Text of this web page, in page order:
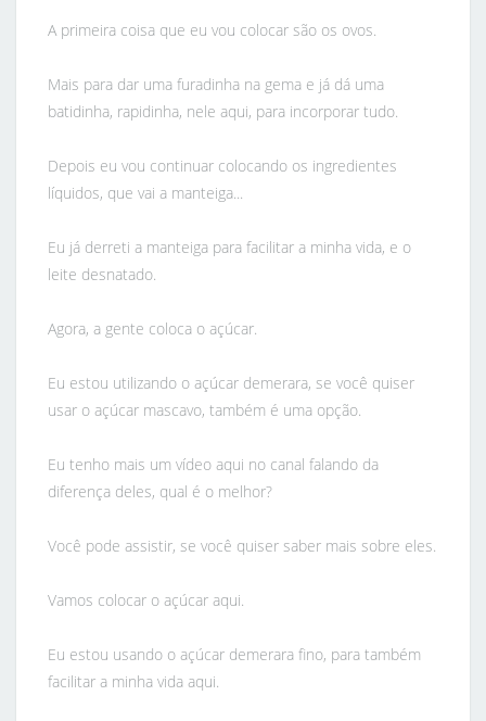
A primeira coisa que eu vou colocar são os ovos.
Mais para dar uma furadinha na gema e já dá uma
batidinha, rapidinha, nele aqui, para incorporar tudo.
Depois eu vou continuar colocando os ingredientes
líquidos, que vai a manteiga...
Eu já derreti a manteiga para facilitar a minha vida, e o
leite desnatado.
Agora, a gente coloca o açúcar.
Eu estou utilizando o açúcar demerara, se você quiser
usar o açúcar mascavo, também é uma opção.
Eu tenho mais um vídeo aqui no canal falando da
diferença deles, qual é o melhor?
Você pode assistir, se você quiser saber mais sobre eles.
Vamos colocar o açúcar aqui.
Eu estou usando o açúcar demerara fino, para também
facilitar a minha vida aqui.